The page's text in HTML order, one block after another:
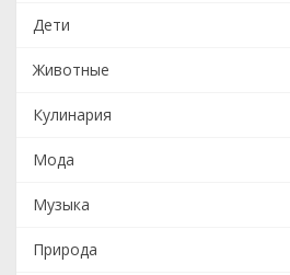
Дети
Животные
Кулинария
Мода
Музыка
Природа